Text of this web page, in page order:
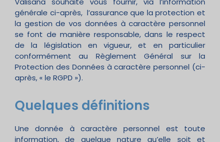
générale ci-après, l’assurance que la protection et
la gestion de vos données à caractère personnel
se font de manière responsable, dans le respect
de la législation en vigueur, et en particulier
conformément au Règlement Général sur la
Protection des Données à caractère personnel (ci-
après, « le RGPD »).
Quelques définitions
Une donnée à caractère personnel est toute
information, de quelque nature qu’elle soit et